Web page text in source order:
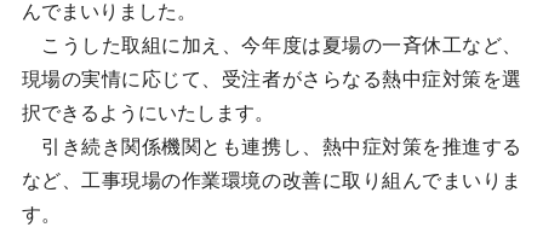
んでまいりました。
こうした取組に加え、今年度は夏場の一斉休工など、
現場の実情に応じて、受注者がさらなる熱中症対策を選
択できるようにいたします。
引き続き関係機関とも連携し、熱中症対策を推進する
など、工事現場の作業環境の改善に取り組んでまいりま
す。